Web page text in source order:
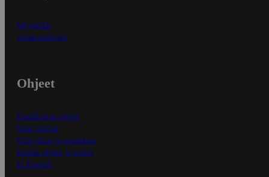
Myymälät
Asiakaspalvelu
Ohjeet
Ensitilaajan ohjeet
Näin maksat
Näin tilaat ja muokkaat
Kaikki ohjeet ja vinkit
In English